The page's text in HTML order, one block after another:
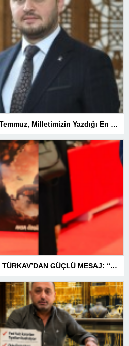
Başkan Selmanoğlu: “15 Temmuz, Milletimizin Yazdığı En Büyük Demokrasi Destanlarından Biridir”
MHP’DE KAN DEĞİŞİMİNE TÜRKAV’DAN GÜÇLÜ MESAJ: “BİRLİK VE BERABERLİKLE DAHA GÜÇLÜYÜZ”